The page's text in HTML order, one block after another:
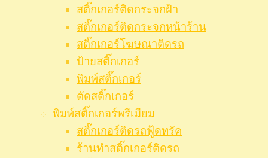
สติ๊กเกอร์ติดกระจกฝ้า
สติ๊กเกอร์ติดกระจกหน้าร้าน
สติ๊กเกอร์โฆษณาติดรถ
ป้ายสติ๊กเกอร์
พิมพ์สติ๊กเกอร์
ตัดสติ๊กเกอร์
พิมพ์สติ๊กเกอร์พรีเมียม
สติ๊กเกอร์ติดรถฟู้ดทรัค
ร้านทำสติ๊กเกอร์ติดรถ